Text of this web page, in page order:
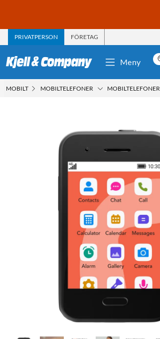
PRIVATPERSON FÖRETAG
Meny
MOBILT MOBILTELEFONER